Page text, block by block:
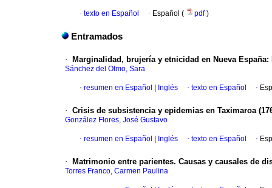
· texto en Español · Español ( pdf)
Entramados
· Marginalidad, brujería y etnicidad en Nueva
Sánchez del Olmo, Sara
· resumen en Español Inglés · texto en Español ·
· Crisis de subsistencia y epidemias en Taximaroa
González Flores, José Gustavo
· resumen en Español Inglés · texto en Español ·
· Matrimonio entre parientes. Causas y causales de
Torres Franco, Carmen Paulina